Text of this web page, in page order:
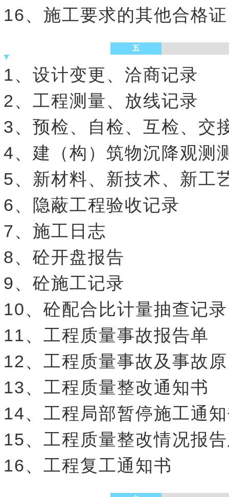
16、施工要求的其他合格证
五
1、设计变更、洽商记录
2、工程测量、放线记录
3、预检、自检、互检、交
4、建（构）筑物沉降观测
5、新材料、新技术、新工
6、隐蔽工程验收记录
7、施工日志
8、砼开盘报告
9、砼施工记录
10、砼配合比计量抽查记录
11、工程质量事故报告单
12、工程质量事故及事故
13、工程质量整改通知书
14、工程局部暂停施工通
15、工程质量整改情况报
16、工程复工通知书